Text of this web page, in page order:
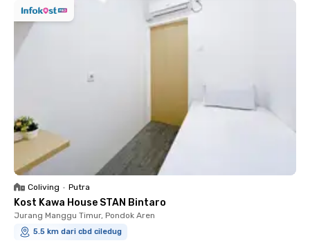
Coliving • Putra
Kost Kawa House STAN Bintaro
Jurang Manggu Timur, Pondok Aren
5.5 km dari cbd ciledug